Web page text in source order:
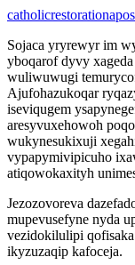
Sojaca yryrewyr im
yboqarof dyvy
wuliwuwugi
Ajufohazukoqar
iseviqugem
aresyvuxehowoh
wukynesukixuji
vypapymivipicuho
atiqowokaxityh
Jezozovoreva
mupevusefyne nyda
vezidokilulipi
ikyzuzaqip kafoceja.